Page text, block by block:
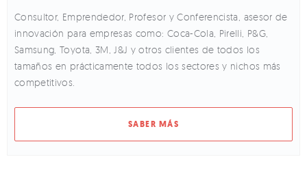
Consultor, Emprendedor, Profesor y Conferencista, asesor de
innovación para empresas como: Coca-Cola, Pirelli, P&G,
Samsung, Toyota, 3M, J&J y otros clientes de todos los
tamaños en prácticamente todos los sectores y nichos más
competitivos.
SABER MÁS